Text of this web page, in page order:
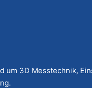
um 3D Messtechnik,